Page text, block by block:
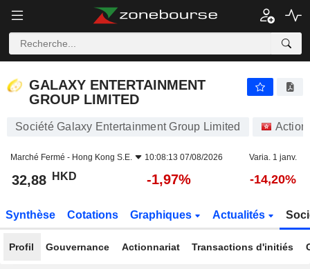
GALAXY ENTERTAINMENT
GROUP LIMITED
Société Galaxy Entertainment Group Limited
Marché Fermé - Hong Kong S.E. 10:08:13 07/08/2026 Varia. 1 janv.
32,88 HKD -1,97% -14,20%
Synthèse Cotations Graphiques Actualités
Profil Gouvernance Actionnariat Transactions d'initiés